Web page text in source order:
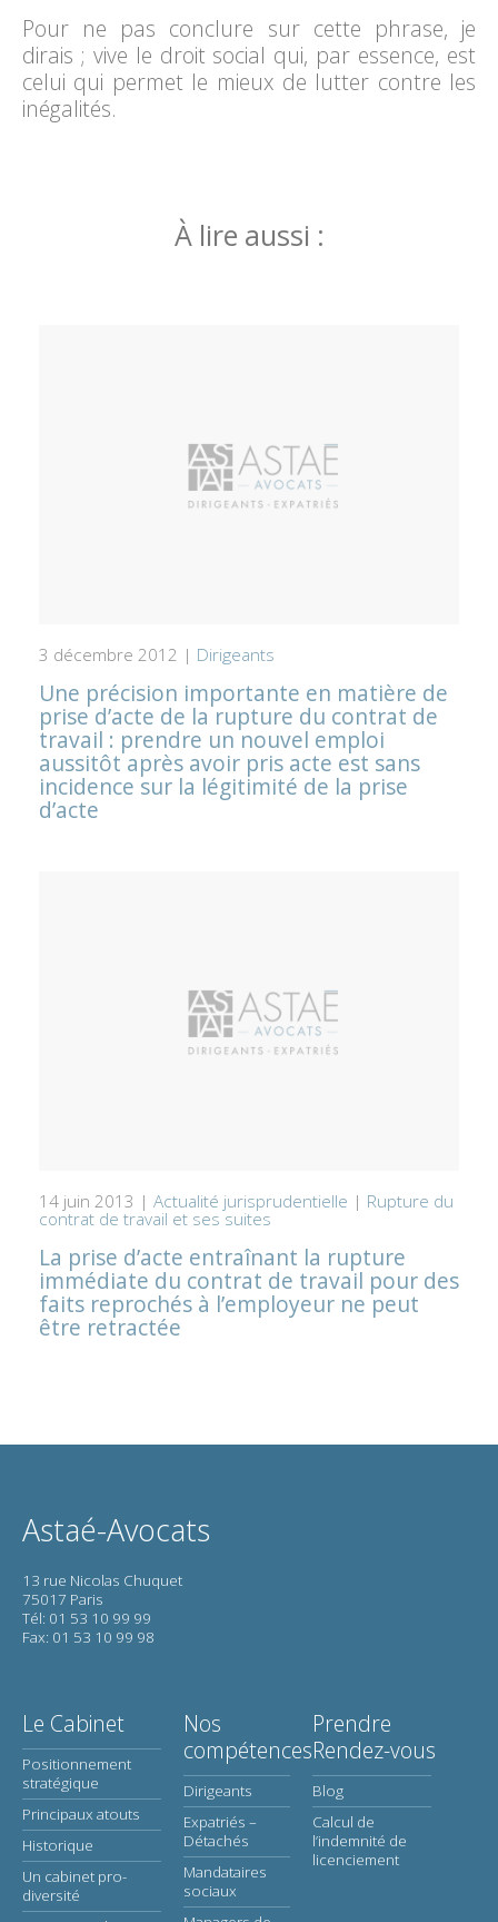
Pour ne pas conclure sur cette phrase, je
dirais ; vive le droit social qui, par essence, est
celui qui permet le mieux de lutter contre les
inégalités.
À lire aussi :
3 décembre 2012 | Dirigeants
Une précision importante en matière de
prise d’acte de la rupture du contrat de
travail : prendre un nouvel emploi
aussitôt après avoir pris acte est sans
incidence sur la légitimité de la prise
d’acte
14 juin 2013 | Actualité jurisprudentielle | Rupture du
contrat de travail et ses suites
La prise d’acte entraînant la rupture
immédiate du contrat de travail pour des
faits reprochés à l’employeur ne peut
être retractée
Astaé-Avocats
13 rue Nicolas Chuquet
75017 Paris
Tél: 01 53 10 99 99
Fax: 01 53 10 99 98
Le Cabinet
Positionnement
stratégique
Principaux atouts
Historique
Un cabinet pro-
diversité
Nos
compétences
Dirigeants
Expatriés –
Détachés
Mandataires
sociaux
Prendre
Rendez-vous
Blog
Calcul de
l’indemnité de
licenciement